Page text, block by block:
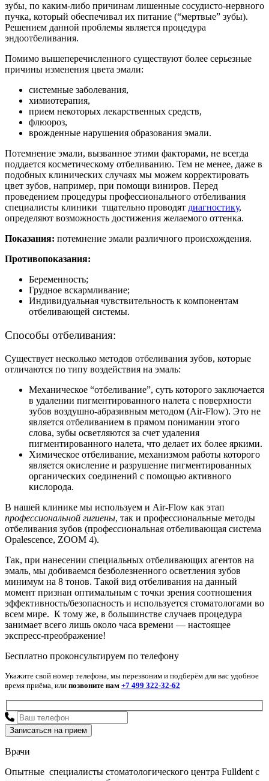
зубы, по каким-либо причинам лишенные сосудисто-нервного
пучка, который обеспечивал их питание (“мертвые” зубы).
Решением данной проблемы является процедура
эндоотбеливания.
Помимо вышеперечисленного существуют более серьезные
причины изменения цвета эмали:
системные заболевания,
химиотерапия,
прием некоторых лекарственных средств,
флюороз,
врожденные нарушения образования эмали.
Потемнение эмали, вызванное этими факторами, не всегда
поддается косметическому отбеливанию. Тем не менее, даже в
подобных клинических случаях мы можем корректировать
цвет зубов, например, при помощи виниров. Перед
проведением процедуры профессионального отбеливания
специалисты клиники тщательно проводят диагностику,
определяют возможность достижения желаемого оттенка.
Показания: потемнение эмали различного происхождения.
Противопоказания:
Беременность;
Грудное вскармливание;
Индивидуальная чувствительность к компонентам
отбеливающей системы.
Способы отбеливания:
Существует несколько методов отбеливания зубов, которые
отличаются по типу воздействия на эмаль:
Механическое “отбеливание”, суть которого заключается
в удалении пигментированного налета с поверхности
зубов воздушно-абразивным методом (Air-Flow). Это не
является отбеливанием в прямом понимании этого
слова, зубы осветляются за счет удаления
пигментированного налета, что делает их более яркими.
Химическое отбеливание, механизмом работы которого
является окисление и разрушение пигментированных
органических соединений с помощью активного
кислорода.
В нашей клинике мы используем и Air-Flow как этап
профессиональной гигиены, так и профессиональные методы
отбеливания зубов (профессиональная отбеливающая система
Opalescence, ZOOM 4).
Так, при нанесении специальных отбеливающих агентов на
эмаль, мы добиваемся безболезненного осветления зубов
минимум на 8 тонов. Такой вид отбеливания на данный
момент признан оптимальным с точки зрения соотношения
эффективность/безопасность и используется стоматологами во
всем мире. К тому же, в большинстве случаев процедура
занимает всего лишь около часа времени — настоящее
экспресс-преображение!
Бесплатно проконсультируем по телефону
Укажите свой номер телефона, мы перезвоним и подберём для вас удобное
время приёма, или позвоните нам +7 499 322-32-62
Врачи
Опытные специалисты стоматологического центра Fulldent с